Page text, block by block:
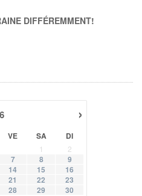
DIFFÉREMMENT!
›
VE SA DI
1
2
7 8
9
14 15
16
21 22
23
28 29
30